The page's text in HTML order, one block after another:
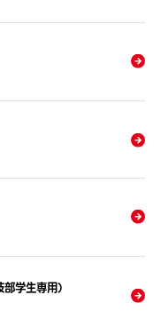
学生専用）